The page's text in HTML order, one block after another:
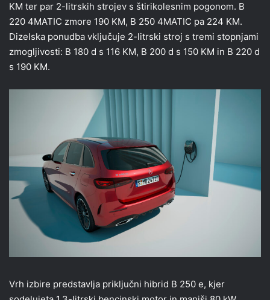
KM ter par 2-litrskih strojev s štirikolesnim pogonom. B
220 4MATIC zmore 190 KM, B 250 4MATIC pa 224 KM.
Dizelska ponudba vključuje 2-litrski stroj s tremi stopnjami
zmogljivosti: B 180 d s 116 KM, B 200 d s 150 KM in B 220 d
s 190 KM.
Vrh izbire predstavlja priključni hibrid B 250 e, kjer